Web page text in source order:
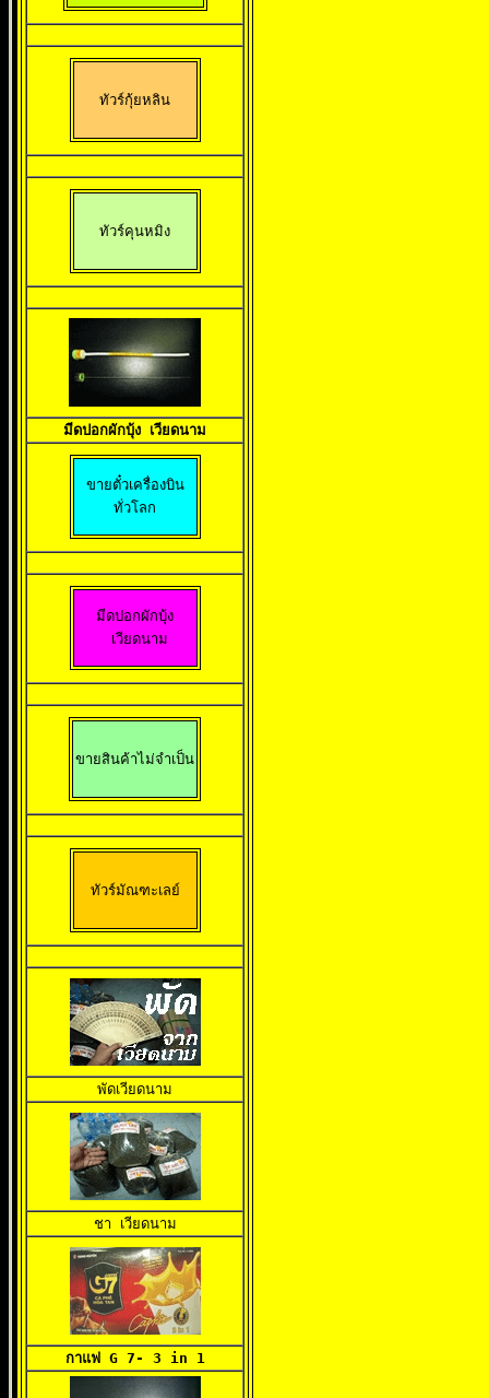
ทัวร์กุ้ยหลิน
ทัวร์คุนหมิง
มีดปอกผักบุ้ง เวียดนาม
ขายตั๋วเครื่องบิน
ทั่วโลก
มีดปอกผักบุ้ง
เวียดนาม
ขายสินค้าไม่จำเป็น
ทัวร์มัณฑะเลย์
พัดเวียดนาม
ชา เวียดนาม
กาแฟ G 7- 3 in 1